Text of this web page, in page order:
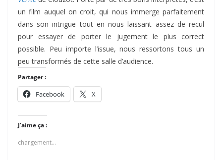
un film auquel on croit, qui nous immerge parfaitement
dans son intrigue tout en nous laissant assez de recul
pour essayer de porter le jugement le plus correct
possible. Peu importe l’issue, nous ressortons tous un
peu transformés de cette salle d’audience.
Partager :
Facebook X
J’aime ça :
chargement…